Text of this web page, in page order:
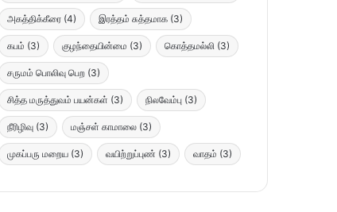
அகத்திக்கீரை (4) இரத்தம் சுத்தமாக (3)
கபம் (3) குழந்தையின்மை (3) கொத்தமல்லி (3)
சருமம் பொலிவு பெற (3)
சித்த மருத்துவம் பயன்கள் (3) நிலவேம்பு (3)
நீரிழிவு (3) மஞ்சள் காமாலை (3)
முகப்பரு மறைய (3) வயிற்றுப்புண் (3) வாதம் (3)